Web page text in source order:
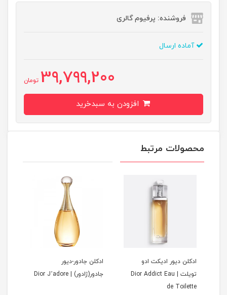
فروشنده: پرفیوم گالری
آماده ارسال
39,799,200 تومان
محصولات مرتبط
ادکلن دیور ادیکت ادو
تویلت | Dior Addict Eau
de Toilette
ادکلن جادور-دیور
جادور(ژادور) | Dior J’adore